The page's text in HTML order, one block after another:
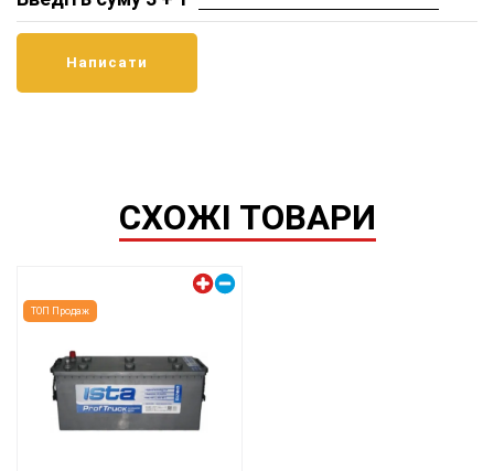
СХОЖІ ТОВАРИ
ТОП Продаж